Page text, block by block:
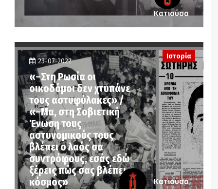
Κατιούσα
23-07-2022
«–Στη Ρωσία οι
οικοδόμοι δεν χτυπάνε
τους αστυφύλακες» /
«–Μα, στη Σοβιετική
Ένωση τους
αστυνομικούς τους
βλέπει ο λαός σα
συντρόφους, εσάς εδώ
ξέρεις πώς σας βλέπει ο
κόσμος»
Ιστορία
Κατιούσα